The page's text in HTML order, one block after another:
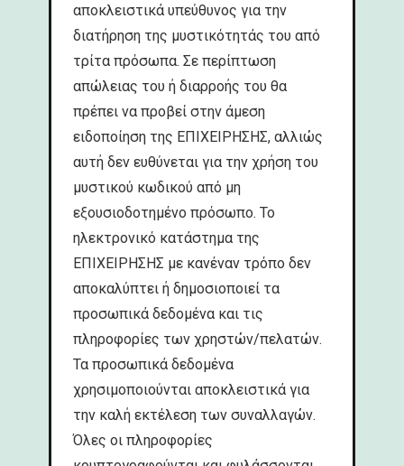
αποκλειστικά υπεύθυνος για την
διατήρηση της μυστικότητάς του από
τρίτα πρόσωπα. Σε περίπτωση
απώλειας του ή διαρροής του θα
πρέπει να προβεί στην άμεση
ειδοποίηση της ΕΠΙΧΕΙΡΗΣΗΣ, αλλιώς
αυτή δεν ευθύνεται για την χρήση του
μυστικού κωδικού από μη
εξουσιοδοτημένο πρόσωπο. Το
ηλεκτρονικό κατάστημα της
ΕΠΙΧΕΙΡΗΣΗΣ με κανέναν τρόπο δεν
αποκαλύπτει ή δημοσιοποιεί τα
προσωπικά δεδομένα και τις
πληροφορίες των χρηστών/πελατών.
Τα προσωπικά δεδομένα
χρησιμοποιούνται αποκλειστικά για
την καλή εκτέλεση των συναλλαγών.
Όλες οι πληροφορίες